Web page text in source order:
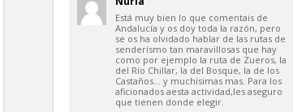
Está muy bien lo que comentais de
Andalucía y os doy toda la razón, pero
se os ha olvidado hablar de las rutas de
senderísmo tan maravillosas que hay
como por ejemplo la ruta de Zueros, la
del Río Chillar, la del Bosque, la de los
Castaños… y muchísimas mas. Para los
aficionados aesta actividad,les aseguro
que tienen donde elegir.